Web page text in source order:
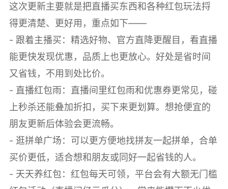
这次更新主要就是把直播买东西和各种红包玩法捋
得更清楚、更好用，重点如下——
- 跟着主播买：精选好物、官方直降更醒目，看直播
能更快发现优惠，品质上也更放心。好处是省时间
又省钱，不用到处比价。
- 直播红包雨：直播间里红包雨和优惠券更常见，碰
上秒杀还能叠加折扣，买下来更划算。想抢便宜的
朋友更新后体验会更流畅。
- 逛拼单广场：可以更方便地找拼友一起拼单，合单
买价更低，适合想和朋友或同好一起省钱的人。
- 天天养红包：红包每天可领，平台会有大额无门槛